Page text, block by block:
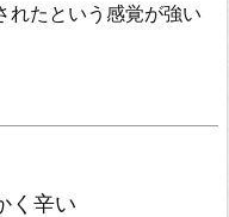
れたという感覚が強い
く辛い